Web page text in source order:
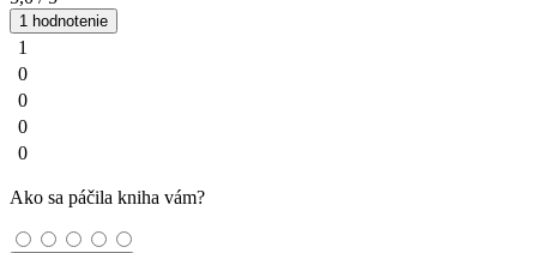
1 hodnotenie
1
0
0
0
0
Ako sa páčila kniha vám?